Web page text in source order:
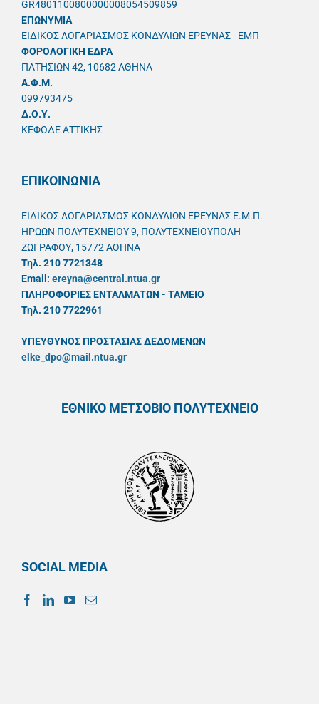
GR4801100800000008054509859
ΕΠΩΝΥΜΙΑ
ΕΙΔΙΚΟΣ ΛΟΓΑΡΙΑΣΜΟΣ ΚΟΝΔΥΛΙΩΝ ΕΡΕΥΝΑΣ - ΕΜΠ
ΦΟΡΟΛΟΓΙΚΗ ΕΔΡΑ
ΠΑΤΗΣΙΩΝ 42, 10682 ΑΘΗΝΑ
A.Φ.Μ.
099793475
Δ.Ο.Υ.
ΚΕΦΟΔΕ ΑΤΤΙΚΗΣ
ΕΠΙΚΟΙΝΩΝΙΑ
ΕΙΔΙΚΟΣ ΛΟΓΑΡΙΑΣΜΟΣ ΚΟΝΔΥΛΙΩΝ ΕΡΕΥΝΑΣ Ε.Μ.Π.
ΗΡΩΩΝ ΠΟΛΥΤΕΧΝΕΙΟΥ 9, ΠΟΛΥΤΕΧΝΕΙΟΥΠΟΛΗ
ΖΩΓΡΑΦΟΥ, 15772 ΑΘΗΝΑ
Τηλ. 210 7721348
Email: ereyna@central.ntua.gr
ΠΛΗΡΟΦΟΡΙΕΣ ΕΝΤΑΛΜΑΤΩΝ - ΤΑΜΕΙΟ
Τηλ. 210 7722961
ΥΠΕΥΘYΝΟΣ ΠΡΟΣΤΑΣΙΑΣ ΔΕΔΟΜΕΝΩΝ
elke_dpo@mail.ntua.gr
ΕΘΝΙΚΟ ΜΕΤΣΟΒΙΟ ΠΟΛΥΤΕΧΝΕΙΟ
SOCIAL MEDIA